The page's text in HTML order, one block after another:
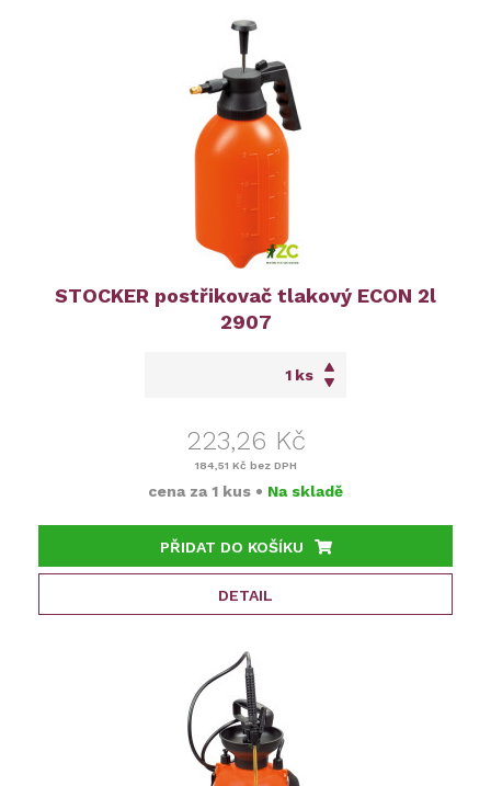
STOCKER postřikovač tlakový ECON 2l
2907
ks
223,26 Kč
184,51 Kč bez DPH
cena za 1 kus • Na skladě
PŘIDAT DO KOŠÍKU
DETAIL